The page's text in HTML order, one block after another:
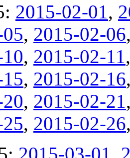
2015-02-01,
, 2015-02-06
, 2015-02-11
, 2015-02-16
, 2015-02-21
, 2015-02-26
2015-03-01,